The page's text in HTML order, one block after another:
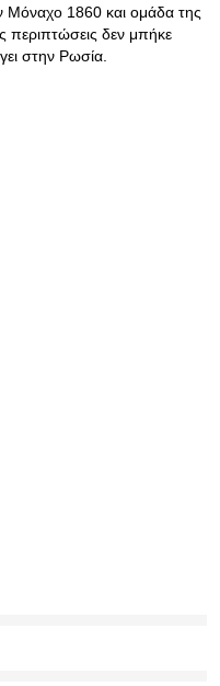
Μόναχο 1860 και ομάδα της
περιπτώσεις δεν μπήκε
στην Ρωσία.